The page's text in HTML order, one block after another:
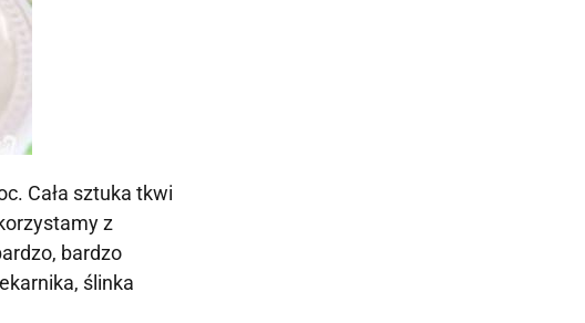
Cała sztuka tkwi
z
bardzo
ślinka